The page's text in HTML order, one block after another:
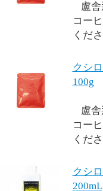
盧
コー
くだ
クシ
100g
盧
コー
くだ
クシ
200mL